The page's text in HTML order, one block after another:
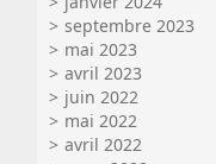
septembre 2023
mai 2023
avril 2023
juin 2022
mai 2022
avril 2022